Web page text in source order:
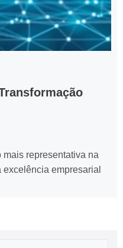
representativa na
empresarial